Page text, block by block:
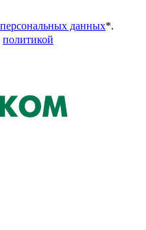
персональных данных*.
политикой